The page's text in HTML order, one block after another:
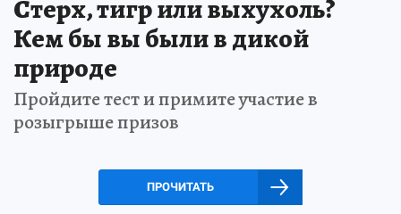
Стерх, тигр или выхухоль?
Кем бы вы были в дикой
природе
Пройдите тест и примите участие в
розыгрыше призов
ПРОЧИТАТЬ